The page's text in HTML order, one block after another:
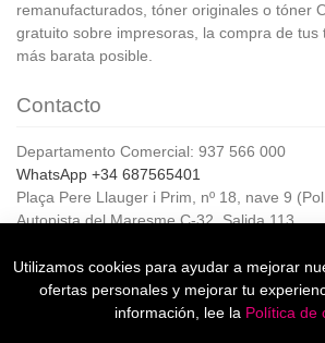
remanufacturados, tóner originales o tóner
gratuito sobre impresoras, la compra de tus
más barata posible.
Contacto
Departamento Comercial: 937 566 000
WhatsApp +34 687565401
Plaça Pere Llauger i Prim, nº 18, nave 9
Autopista del Maresme C-32, Salida 113
Horario de Atención al cliente:
De lunes a jueves de 8:00 a 17:00,
Viernes de 8:00 a 15:00
Utilizamos cookies para ayudar a mejorar
ofertas personales y mejorar tu
información, lee la Política de